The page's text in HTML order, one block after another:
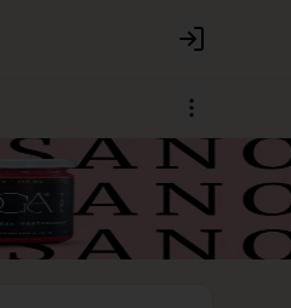
Login